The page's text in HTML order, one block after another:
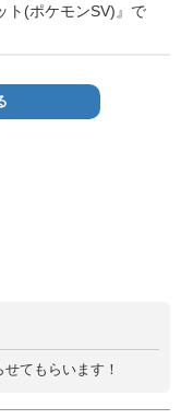
ト(ポケモンSV)』で
てもらいます！